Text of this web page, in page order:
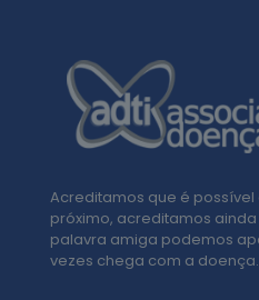
Acreditamos que é
próximo, acreditamos
palavra amiga podemos
vezes chega com a doença.